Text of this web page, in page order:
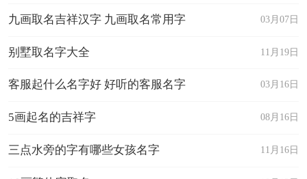
03月07日
九画取名吉祥汉字 九画取名常用字
11月19日
别墅取名字大全
03月16日
客服起什么名字好 好听的客服名字
08月16日
5画起名的吉祥字
11月16日
三点水旁的字有哪些女孩名字